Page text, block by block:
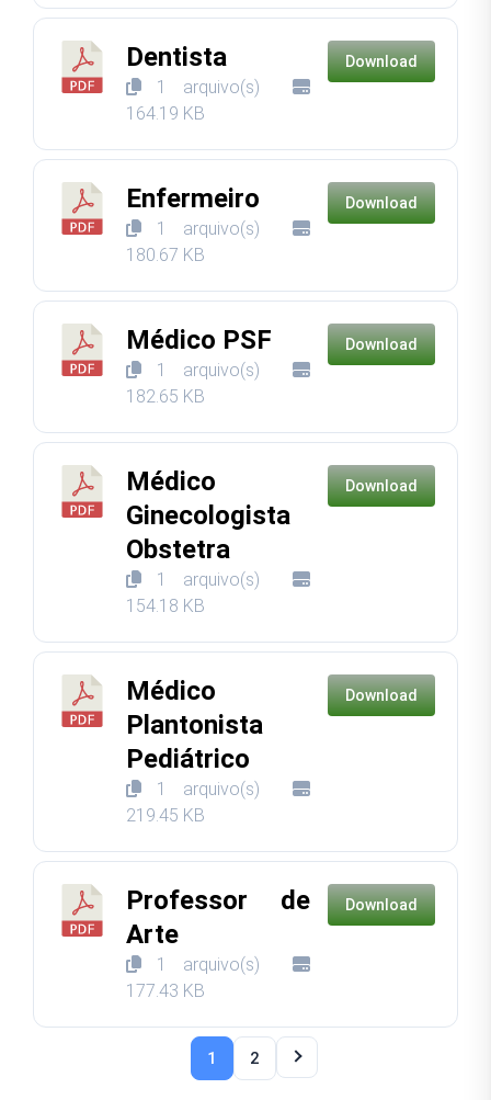
Dentista
1 arquivo(s)
164.19 KB
Download
Enfermeiro
1 arquivo(s)
180.67 KB
Download
Médico PSF
1 arquivo(s)
182.65 KB
Download
Médico
Ginecologista
Obstetra
1 arquivo(s)
154.18 KB
Download
Médico
Plantonista
Pediátrico
1 arquivo(s)
219.45 KB
Download
Professor de
Arte
1 arquivo(s)
177.43 KB
Download
1 2